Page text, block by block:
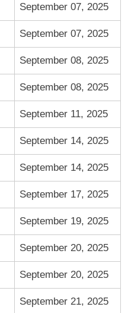
September 07, 2025
September 07, 2025
September 08, 2025
September 08, 2025
September 11, 2025
September 14, 2025
September 14, 2025
September 17, 2025
September 19, 2025
September 20, 2025
September 20, 2025
September 21, 2025